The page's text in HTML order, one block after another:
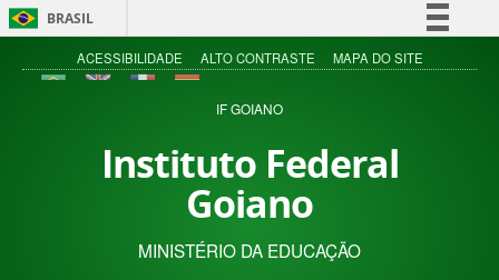
BRASIL
Simplifique!
Acesso à informação
ACESSIBILIDADE ALTO CONTRASTE MAPA DO SITE
IF GOIANO
Instituto Federal
Goiano
MINISTÉRIO DA EDUCAÇÃO